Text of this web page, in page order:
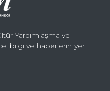
Yardımlaşma ve
bilgi ve haberlerin yer